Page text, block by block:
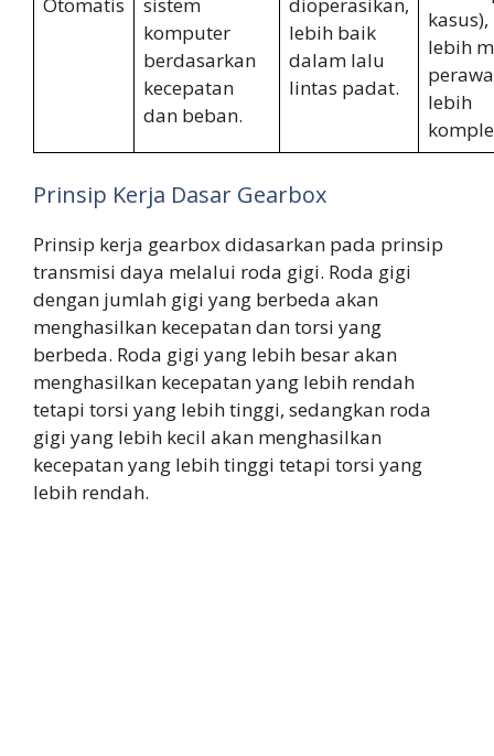
Otomatis
sistem
komputer
berdasarkan
kecepatan
dan beban.
dioperasikan,
lebih baik
dalam lalu
lintas padat.
lebih
lebih
Prinsip Kerja Dasar Gearbox
Prinsip kerja gearbox didasarkan pada prinsip
transmisi daya melalui roda gigi. Roda gigi
dengan jumlah gigi yang berbeda akan
menghasilkan kecepatan dan torsi yang
berbeda. Roda gigi yang lebih besar akan
menghasilkan kecepatan yang lebih rendah
tetapi torsi yang lebih tinggi, sedangkan roda
gigi yang lebih kecil akan menghasilkan
kecepatan yang lebih tinggi tetapi torsi yang
lebih rendah.